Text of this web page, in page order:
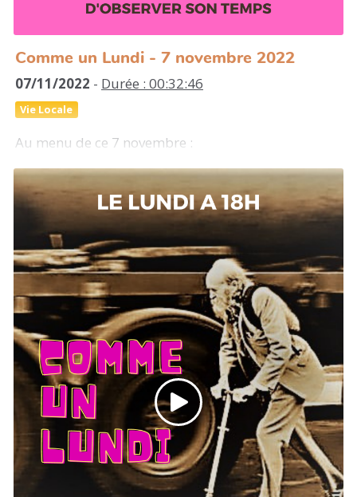
Comme un Lundi - 7 novembre 2022
07/11/2022 - Durée : 00:32:46
Vie Locale
Au menu de ce 7 novembre :
-Infos locales : reportage à la fête bio des Landes
2022 à Montfort en Chalosse avec Plus Jamais ça et
Les amis de la Terre
- De la musique avec Marilis Oriona
- Chroniques du Cancre : L'éducation au Chiapas
partie 2, où l’on regarde ce que devient l’éducation
quand elle est prise en mains par une population
en lutte pour son émancipation.
- Découverte musicale : l'orchestre de Cateura
- Nouveau podcast à découvrir : Du Sérac au Ressac
/ L’artiste Sow.. nous raconte son cheminement
d’une transition de vie à travers son vécu entre les
deux environnements opposés la montagne et
l’océan. Les souvenirs à Chamonix où elle a
construit toute sa vie, ses tentatives
catastrophiques de surf dans les Landes.Entres